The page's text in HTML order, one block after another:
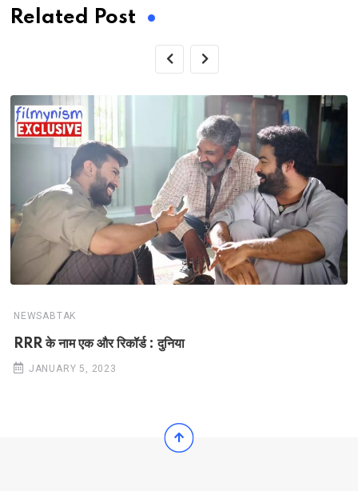
Related Post
NEWSABTAK
RRR के नाम एक और रिकॉर्ड : दुनिया
JANUARY 5, 2023